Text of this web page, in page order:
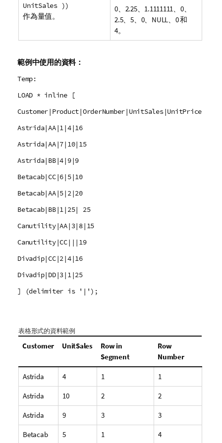
UnitSales ))
作為量值。
0、2.25、1.1111111、0、
2.5、5、0、 NULL
、0 和
4。
範例中使用的資料：
Temp:
LOAD * inline [
Customer|Product|OrderNumber|UnitSales|UnitPrice
Astrida|AA|1|4|16
Astrida|AA|7|10|15
Astrida|BB|4|9|9
Betacab|CC|6|5|10
Betacab|AA|5|2|20
Betacab|BB|1|25| 25
Canutility|AA|3|8|15
Canutility|CC|||19
Divadip|CC|2|4|16
Divadip|DD|3|1|25
] (delimiter is '|');
表格形式的資料範例
Customer UnitSales
Row in
Segment
Row
Number
Astrida 4 1 1
Astrida 10 2 2
Astrida 9 3 3
Betacab 5 1 4